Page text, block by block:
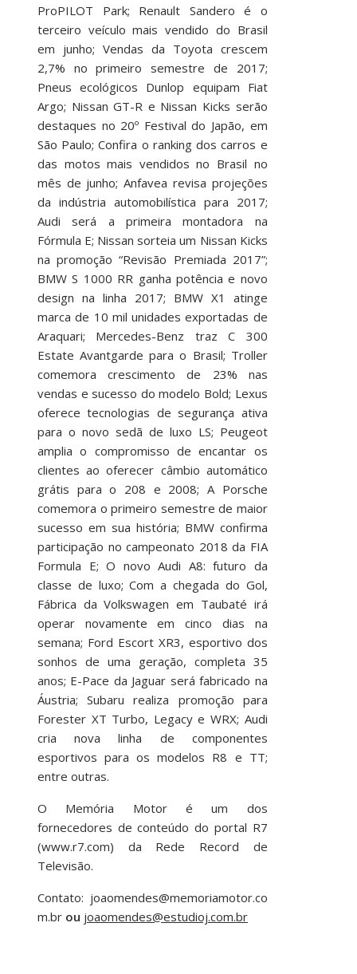
ProPILOT Park; Renault Sandero é o
terceiro veículo mais vendido do Brasil
em junho; Vendas da Toyota crescem
2,7% no primeiro semestre de 2017;
Pneus ecológicos Dunlop equipam Fiat
Argo; Nissan GT-R e Nissan Kicks serão
destaques no 20º Festival do Japão, em
São Paulo; Confira o ranking dos carros e
das motos mais vendidos no Brasil no
mês de junho; Anfavea revisa projeções
da indústria automobilística para 2017;
Audi será a primeira montadora na
Fórmula E; Nissan sorteia um Nissan Kicks
na promoção “Revisão Premiada 2017”;
BMW S 1000 RR ganha potência e novo
design na linha 2017; BMW X1 atinge
marca de 10 mil unidades exportadas de
Araquari; Mercedes-Benz traz C 300
Estate Avantgarde para o Brasil; Troller
comemora crescimento de 23% nas
vendas e sucesso do modelo Bold; Lexus
oferece tecnologias de segurança ativa
para o novo sedã de luxo LS; Peugeot
amplia o compromisso de encantar os
clientes ao oferecer câmbio automático
grátis para o 208 e 2008; A Porsche
comemora o primeiro semestre de maior
sucesso em sua história; BMW confirma
participação no campeonato 2018 da FIA
Formula E; O novo Audi A8: futuro da
classe de luxo; Com a chegada do Gol,
Fábrica da Volkswagen em Taubaté irá
operar novamente em cinco dias na
semana; Ford Escort XR3, esportivo dos
sonhos de uma geração, completa 35
anos; E-Pace da Jaguar será fabricado na
Áustria; Subaru realiza promoção para
Forester XT Turbo, Legacy e WRX; Audi
cria nova linha de componentes
esportivos para os modelos R8 e TT;
entre outras.
O Memória Motor é um dos
fornecedores de conteúdo do portal R7
(www.r7.com) da Rede Record de
Televisão.
Contato: joaomendes@memoriamotor.co
m.brou joaomendes@estudioj.com.br